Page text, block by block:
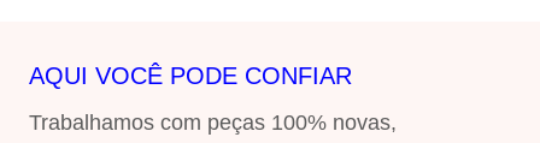
AQUI VOCÊ PODE CONFIAR
Trabalhamos com peças 100% novas,